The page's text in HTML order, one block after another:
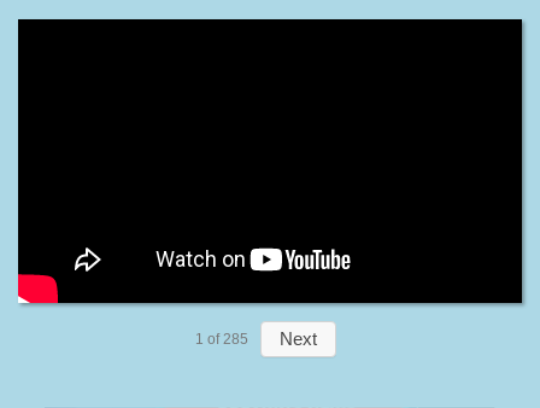
1 of 285 Next